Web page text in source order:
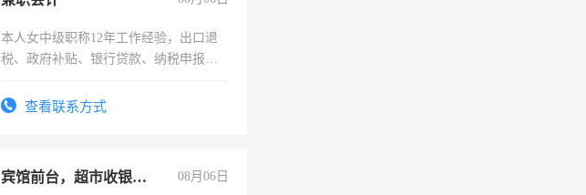
本人女中级职称12年工作经验，出口退
税、政府补贴、银行贷款、纳税申报、
务，财务咨询等业务。欲求兼职会计工
查看联系方式
宾馆前台，超市收银员，淘宝客服 08月06日